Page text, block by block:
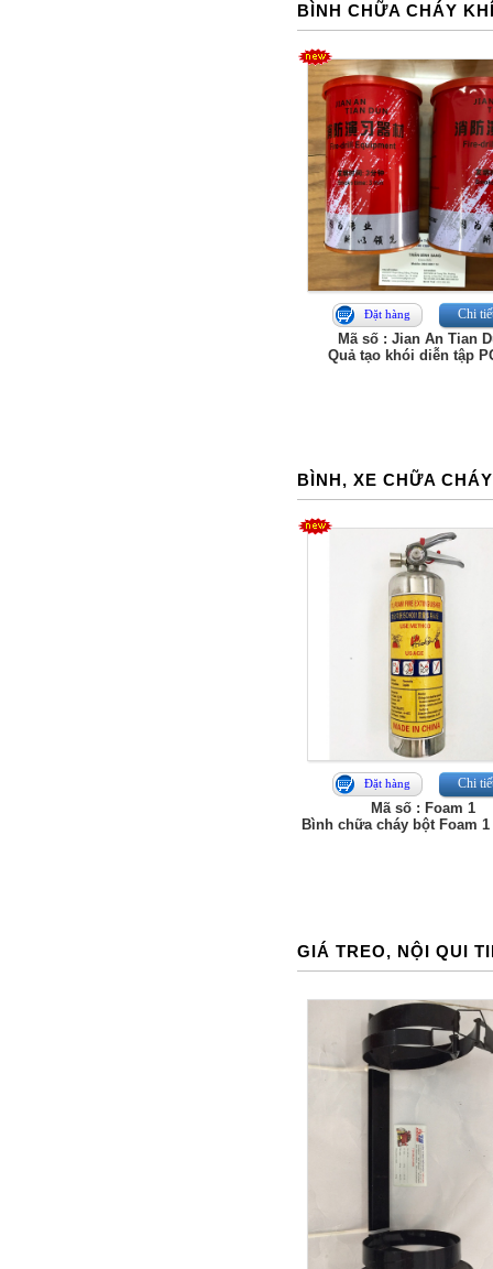
BÌNH CHỮA CHÁY
Đặt hàng Chi
Mã số : Jian An Tian
Quả tạo khói diễn tập
BÌNH, XE CHỮA
Đặt hàng Chi
Mã số : Foam 1
Bình chữa cháy bột Foam
GIÁ TREO, NỘI QUI